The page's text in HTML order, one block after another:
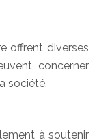
offrent diverses
concerner
société.
à soutenir